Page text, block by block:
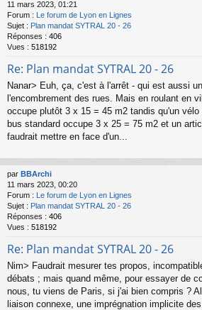
11 mars 2023, 01:21
Forum : Le forum de Lyon en Lignes
Sujet : Plan mandat SYTRAL 20 - 26
Réponses : 406
Vues : 518192
Re: Plan mandat SYTRAL 20 - 26
Nanar> Euh, ça, c'est à l'arrêt - qui est aussi
l'encombrement des rues. Mais en roulant en
occupe plutôt 3 x 15 = 45 m2 tandis qu'un
bus standard occupe 3 x 25 = 75 m2 et un
faudrait mettre en face d'un...
par BBArchi
11 mars 2023, 00:20
Forum : Le forum de Lyon en Lignes
Sujet : Plan mandat SYTRAL 20 - 26
Réponses : 406
Vues : 518192
Re: Plan mandat SYTRAL 20 - 26
Nim> Faudrait mesurer tes propos,
débats ; mais quand même, pour essayer de
nous, tu viens de Paris, si j'ai bien compris ?
liaison connexe, une imprégnation implicite